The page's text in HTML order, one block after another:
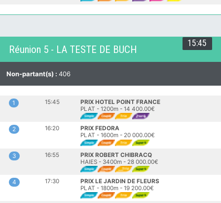
15:45
Réunion 5 - LA TESTE DE BUCH
Non-partant(s) : 406
1 15:45
PRIX HOTEL POINT FRANCE
PLAT - 1200m - 14 400.00€
2 16:20
PRIX FEDORA
PLAT - 1600m - 20 000.00€
3 16:55
PRIX ROBERT CHIBRACQ
HAIES - 3400m - 28 000.00€
4 17:30
PRIX LE JARDIN DE FLEURS
PLAT - 1800m - 19 200.00€